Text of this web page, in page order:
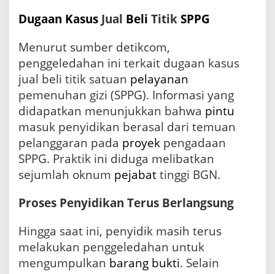
Dugaan Kasus Jual Beli TitikSPPG
Menurut sumber detikcom,
penggeledahan ini terkait dugaan kasus
jual beli titik satuan pelayanan
pemenuhan gizi (SPPG). Informasi yang
didapatkan menunjukkan bahwa pintu
masuk penyidikan berasal dari temuan
pelanggaran pada proyek pengadaan
SPPG. Praktik ini diduga melibatkan
sejumlah oknum pejabattinggi BGN.
Proses Penyidikan Terus Berlangsung
Hingga saat ini, penyidik masih terus
melakukan penggeledahan untuk
mengumpulkan barang bukti. Selain